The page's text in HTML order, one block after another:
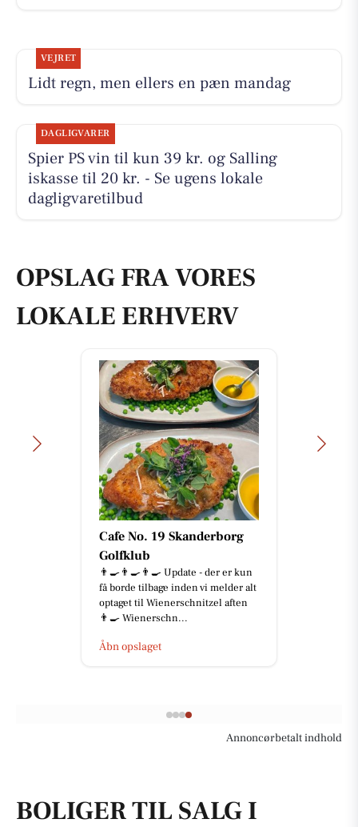
VEJRET
Lidt regn, men ellers en pæn mandag
DAGLIGVARER
Spier PS vin til kun 39 kr. og Salling
iskasse til 20 kr. - Se ugens lokale
dagligvaretilbud
OPSLAG FRA VORES
LOKALE ERHVERV
Cafe No. 19 Skanderborg
Golfklub
👨‍🍳👨‍🍳👨‍🍳 Update - der er kun
få borde tilbage inden vi melder alt
optaget til Wienerschnitzel aften
👨‍🍳 Wienerschn...
Åbn opslaget
Annoncørbetalt indhold
BOLIGER TIL SALG I